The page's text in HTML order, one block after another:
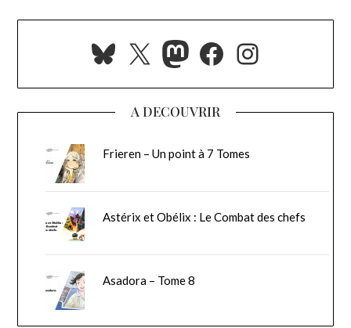
Bluesky
X Mastodon
Facebook
A DECOUVRIR
Frieren – Un point à 7 Tomes
Astérix et Obélix : Le Combat des chefs
Asadora – Tome 8